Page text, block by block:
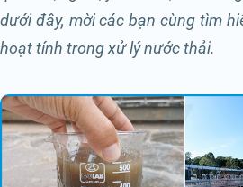
dưới đây, mời các bạn cùng tìm
hoạt tính trong xử lý nước thải.